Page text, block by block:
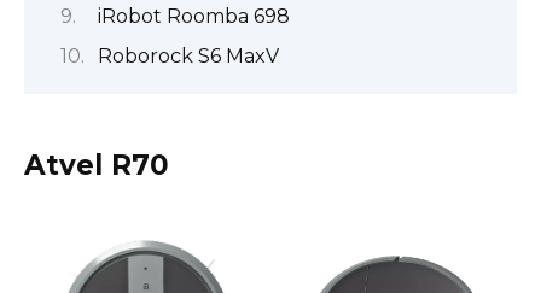
iRobot Roomba 698
Roborock S6 MaxV
Atvel R70